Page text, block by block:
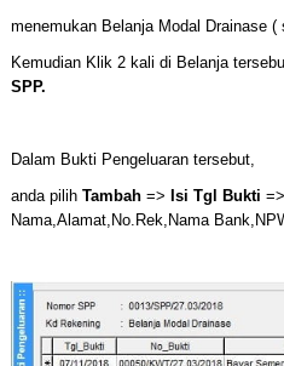
menemukan Belanja Modal Drainase
Kemudian Klik 2 kali di Belanja
SPP.
Dalam Bukti Pengeluaran tersebut,
anda pilih Tambah=> Isi Tgl Bukti =>
Nama,Alamat,No.Rek,Nama